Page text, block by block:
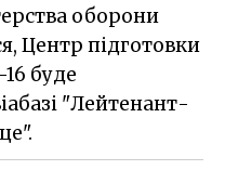
оборони
Центр підготовки
буде
"Лейтенант-